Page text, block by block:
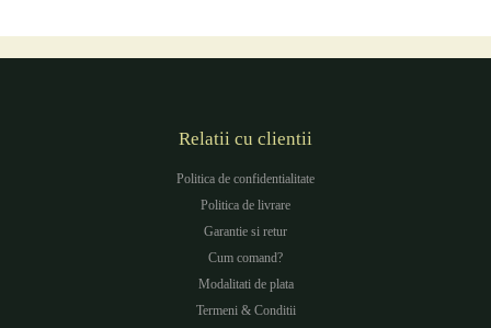
Relatii cu clientii
Politica de confidentialitate
Politica de livrare
Garantie si retur
Cum comand?
Modalitati de plata
Termeni & Conditii